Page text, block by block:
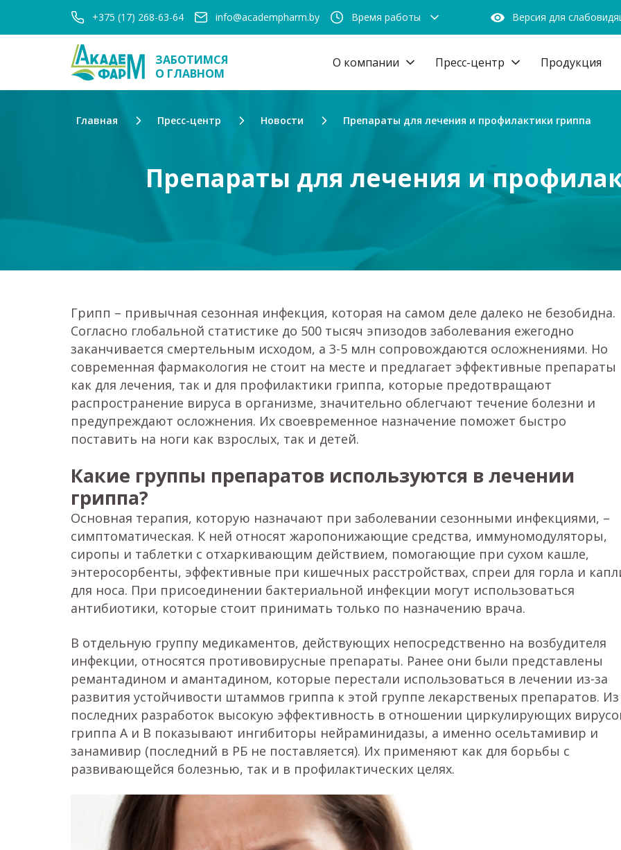
+375 (17) 268-63-64 info@academpharm.by Время работы Версия для
ЗАБОТИМСЯ
О ГЛАВНОМ
О компании Пресс-центр Продукция
Главная Пресс-центр Новости Препараты для лечения и профилактики гриппа
Препараты для лечения и
Грипп – привычная сезонная инфекция, которая на самом деле далеко не безобидна.
Согласно глобальной статистике до 500 тысяч эпизодов заболевания ежегодно
заканчивается смертельным исходом, а 3-5 млн сопровождаются осложнениями. Но
современная фармакология не стоит на месте и предлагает эффективные препараты
как для лечения, так и для профилактики гриппа, которые предотвращают
распространение вируса в организме, значительно облегчают течение болезни и
предупреждают осложнения. Их своевременное назначение поможет быстро
поставить на ноги как взрослых, так и детей.
Какие группы препаратов используются в лечении
гриппа?
Основная терапия, которую назначают при заболевании сезонными инфекциями, –
симптоматическая. К ней относят жаропонижающие средства, иммуномодуляторы,
сиропы и таблетки с отхаркивающим действием, помогающие при сухом кашле,
энтеросорбенты, эффективные при кишечных расстройствах, спреи для горла и
для носа. При присоединении бактериальной инфекции могут использоваться
антибиотики, которые стоит принимать только по назначению врача.
В отдельную группу медикаментов, действующих непосредственно на возбудителя
инфекции, относятся противовирусные препараты. Ранее они были представлены
ремантадином и амантадином, которые перестали использоваться в лечении из-за
развития устойчивости штаммов гриппа к этой группе лекарственых препаратов. Из
последних разработок высокую эффективность в отношении циркулирующих
гриппа A и B показывают ингибиторы нейраминидазы, а именно осельтамивир и
занамивир (последний в РБ не поставляется). Их применяют как для борьбы с
развивающейся болезнью, так и в профилактических целях.